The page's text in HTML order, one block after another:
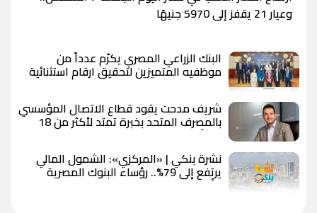
وعيار 21 يقفز إلى 5970 جنيهًا
البنك الزراعي المصري يكرّم عدداً من
موظفيه المتميزين لتحقيق ارقام استثنائية
في القروض الشخصية خلال الربع الأول من
2026
شريف مدحت يقود قطاع الاتصال المؤسسي
بالمصرف المتحد بخبرة تمتد لأكثر من 18
عاماً
نشرة بنكي | «المركزي»: الشمول المالي
يرتفع إلى 79%.. رؤساء البنوك المصرية
يتألقون في قائمة فوربس.. وقطاع البنوك